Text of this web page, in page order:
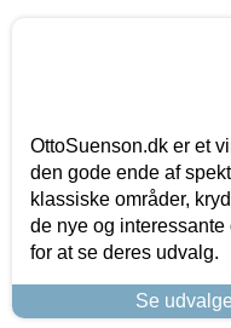
OttoSuenson.dk er et
den gode ende af
klassiske områder,
de nye og
for at se deres udvalg.
Se